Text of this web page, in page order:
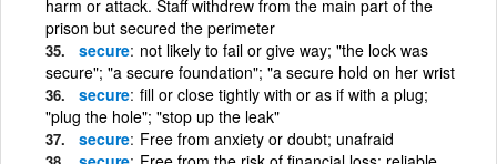
harm or attack. Staff withdrew from the main part of the
prison but secured the perimeter
secure not likely to fail or give way; "the lock was
secure"; "a secure foundation"; "a secure hold on her wrist
secure fill or close tightly with or as if with a plug;
"plug the hole"; "stop up the leak"
secure Free from anxiety or doubt; unafraid